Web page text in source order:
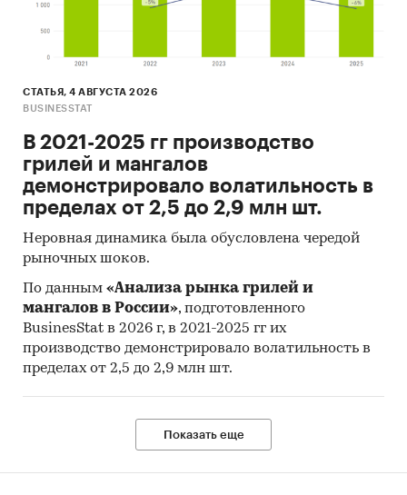
СТАТЬЯ, 4 АВГУСТА 2026
BUSINESSTAT
В 2021-2025 гг производство
грилей и мангалов
демонстрировало волатильность в
пределах от 2,5 до 2,9 млн шт.
Неровная динамика была обусловлена чередой
рыночных шоков.
По данным «Анализа рынка грилей и
мангалов в России», подготовленного
BusinesStat в 2026 г, в 2021-2025 гг их
производство демонстрировало волатильность в
пределах от 2,5 до 2,9 млн шт.
Показать еще